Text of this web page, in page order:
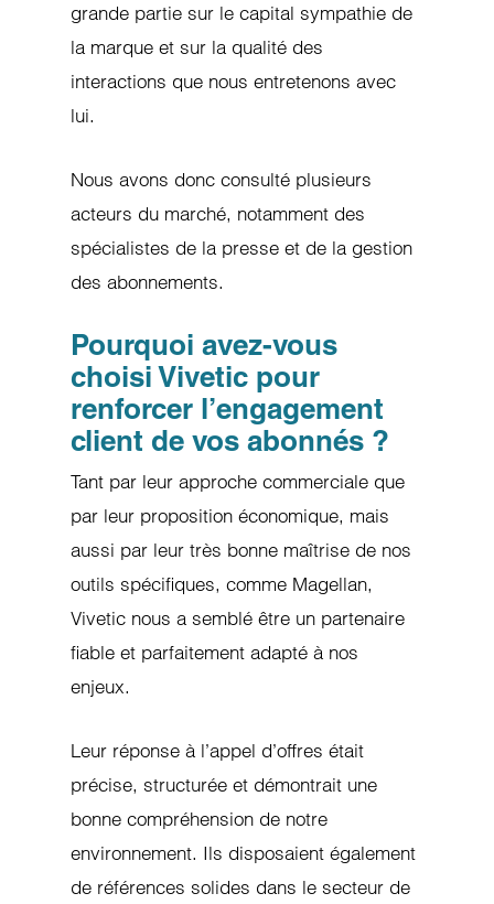
grande partie sur le capital sympathie de
la marque et sur la qualité des
interactions que nous entretenons avec
lui.
Nous avons donc consulté plusieurs
acteurs du marché, notamment des
spécialistes de la presse et de la gestion
des abonnements.
Pourquoi avez-vous
choisi Vivetic pour
renforcer l’engagement
client de vos abonnés ?
Tant par leur approche commerciale que
par leur proposition économique, mais
aussi par leur très bonne maîtrise de nos
outils spécifiques, comme Magellan,
Vivetic nous a semblé être un partenaire
fiable et parfaitement adapté à nos
enjeux.
Leur réponse à l’appel d’offres était
précise, structurée et démontrait une
bonne compréhension de notre
environnement. Ils disposaient également
de références solides dans le secteur de